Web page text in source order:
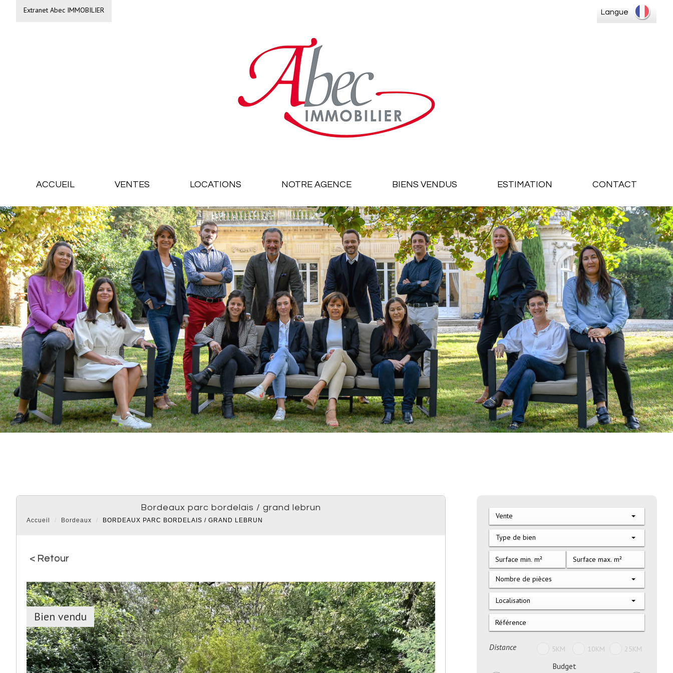
Extranet Abec IMMOBILIER Langue
ACCUEIL VENTES LOCATIONS NOTRE AGENCE BIENS VENDUS ESTIMATION CONTACT
Vente
Type de bien
Nombre de pièces
Localisation
Distance 5KM 10KM 25KM
Budget
bordeaux parc bordelais / grand lebrun
Accueil Bordeaux BORDEAUX PARC BORDELAIS / GRAND LEBRUN
< Retour
Bien vendu